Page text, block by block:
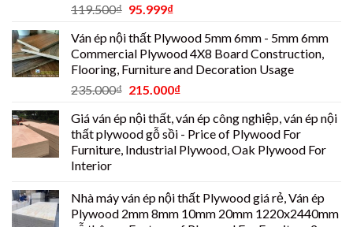
119.500₫ 95.999₫
Ván ép nội thất Plywood 5mm 6mm - 5mm 6mm
Commercial Plywood 4X8 Board Construction,
Flooring, Furniture and Decoration Usage
235.000₫ 215.000₫
Giá ván ép nội thất, ván ép công nghiệp, ván ép nội
thất plywood gỗ sồi - Price of Plywood For
Furniture, Industrial Plywood, Oak Plywood For
Interior
Nhà máy ván ép nội thất Plywood giá rẻ, Ván ép
Plywood 2mm 8mm 10mm 20mm 1220x2440mm